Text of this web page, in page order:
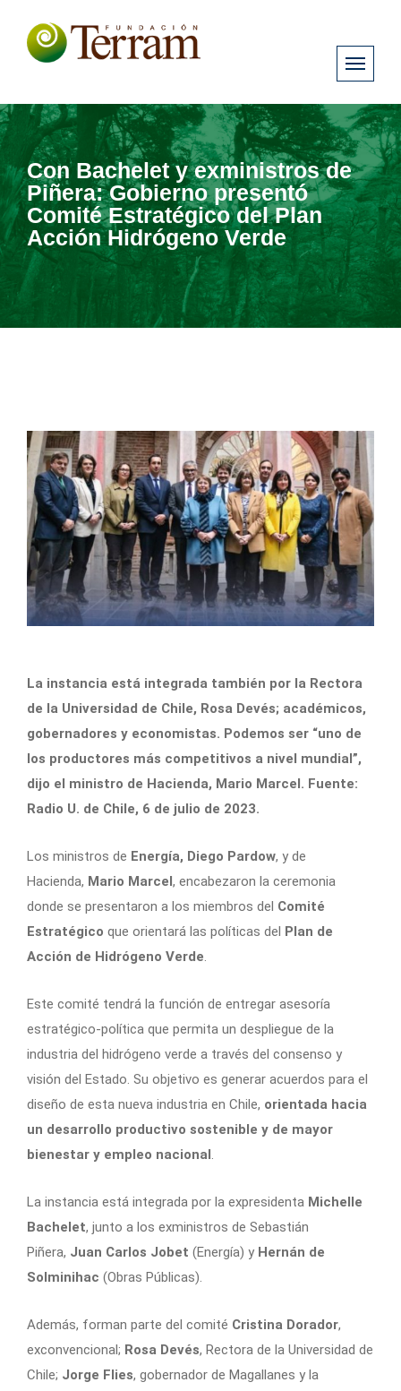
Con Bachelet y exministros de
Piñera: Gobierno presentó
Comité Estratégico del Plan
Acción Hidrógeno Verde
La instancia está integrada también por la Rectora
de la Universidad de Chile, Rosa Devés; académicos,
gobernadores y economistas. Podemos ser “uno de
los productores más competitivos a nivel mundial”,
dijo el ministro de Hacienda, Mario Marcel. Fuente:
Radio U. de Chile, 6 de julio de 2023.
Los ministros de Energía, Diego Pardow, y de
Hacienda, Mario Marcel, encabezaron la ceremonia
donde se presentaron a los miembros del Comité
Estratégico que orientará las políticas del Plan de
Acción de Hidrógeno Verde.
Este comité tendrá la función de entregar asesoría
estratégico-política que permita un despliegue de la
industria del hidrógeno verde a través del consenso y
visión del Estado. Su objetivo es generar acuerdos para el
diseño de esta nueva industria en Chile, orientada hacia
un desarrollo productivo sostenible y de mayor
bienestar y empleo nacional.
La instancia está integrada por la expresidenta Michelle
Bachelet, junto a los exministros de Sebastián
Piñera, Juan Carlos Jobet (Energía) y Hernán de
Solminihac (Obras Públicas).
Además, forman parte del comité Cristina Dorador,
exconvencional; Rosa Devés, Rectora de la Universidad de
Chile; Jorge Flies, gobernador de Magallanes y la